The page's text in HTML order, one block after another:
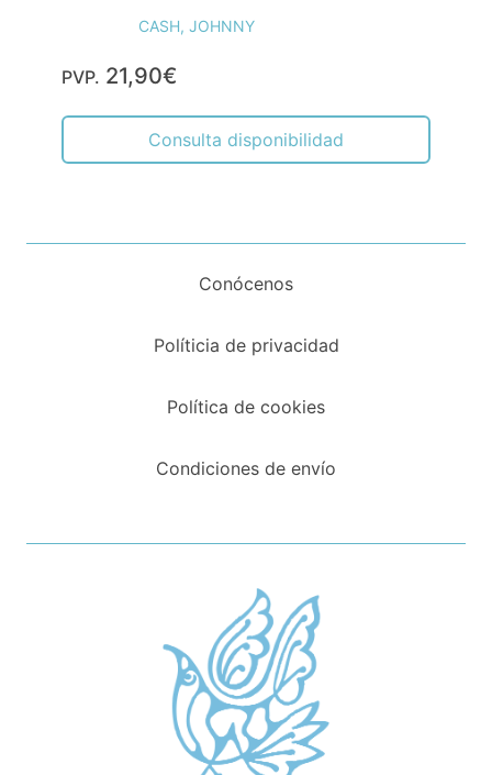
CASH, JOHNNY
PVP. 21,90€
Consulta disponibilidad
Conócenos
Políticia de privacidad
Política de cookies
Condiciones de envío